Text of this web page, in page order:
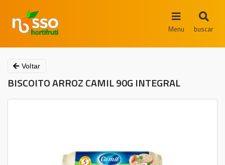
Menu buscar
Voltar
BISCOITO ARROZ CAMIL 90G INTEGRAL